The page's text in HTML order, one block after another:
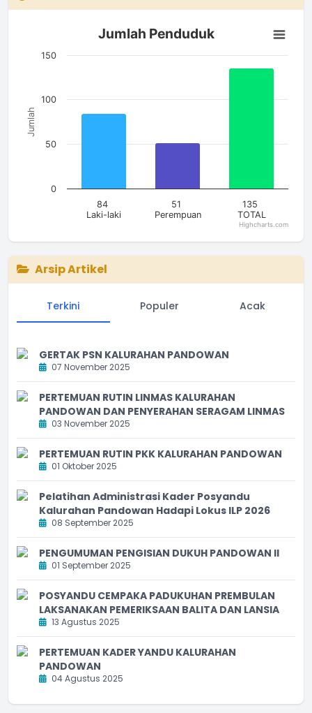
Jumlah Penduduk
Bar chart with 3 bars.
The chart has 1 X axis displaying categories.
The chart has 1 Y axis displaying Jumlah. Data ranges from
Jumlah
Jumlah Penduduk
84
Laki-laki
51
Perempuan
135
TOTAL
0
50
100
150
Highcharts.com
Arsip Artikel
Terkini Populer Acak
GERTAK PSN KALURAHAN PANDOWAN
07 November 2025
PERTEMUAN RUTIN LINMAS KALURAHAN
PANDOWAN DAN PENYERAHAN SERAGAM LINMAS
03 November 2025
PERTEMUAN RUTIN PKK KALURAHAN PANDOWAN
01 Oktober 2025
Pelatihan Administrasi Kader Posyandu
Kalurahan Pandowan Hadapi Lokus ILP 2026
08 September 2025
PENGUMUMAN PENGISIAN DUKUH PANDOWAN II
01 September 2025
POSYANDU CEMPAKA PADUKUHAN PREMBULAN
LAKSANAKAN PEMERIKSAAN BALITA DAN LANSIA
13 Agustus 2025
PERTEMUAN KADER YANDU KALURAHAN
PANDOWAN
04 Agustus 2025